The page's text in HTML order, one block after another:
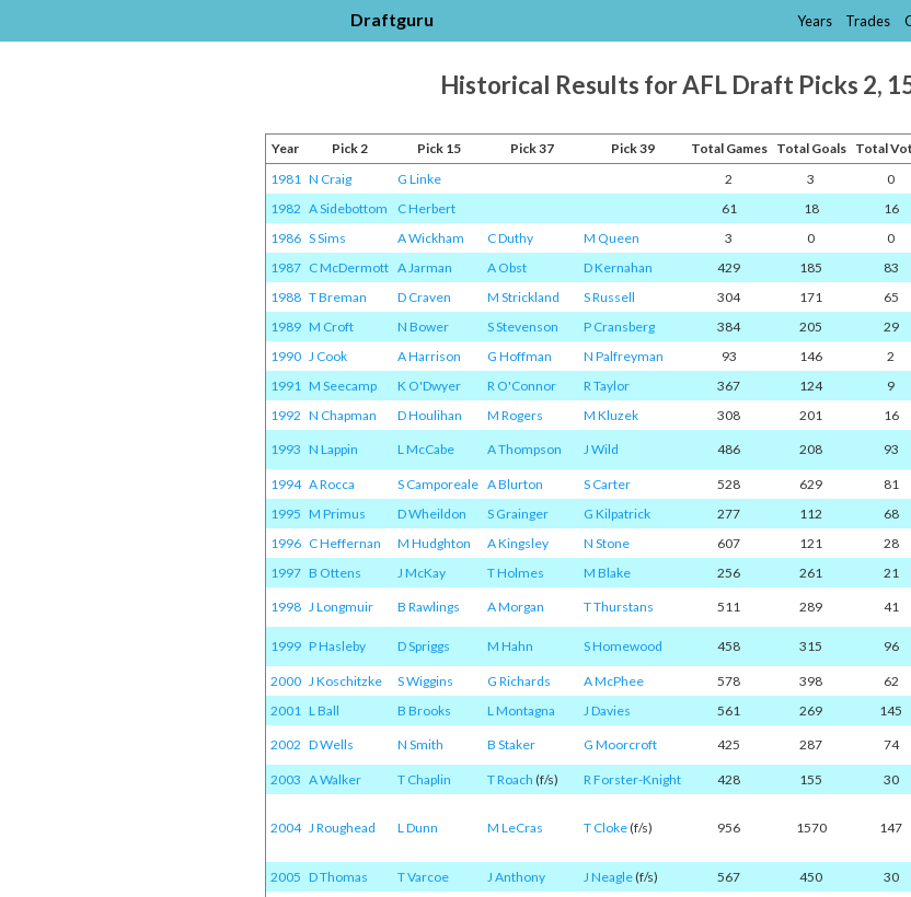
Draftguru Years Trades
Historical Results for AFL Draft Picks 2,
Year Pick 2 Pick 15 Pick 37 Pick 39 Total Games Total Goals Total
1981 N Craig G Linke 2 3
0
1982 A Sidebottom C Herbert 61 18
16
1986 S Sims A Wickham C Duthy M Queen 3 0
0
1987 C McDermott A Jarman A Obst D Kernahan 429 185 83
1988 T Breman D Craven M Strickland S Russell 304 171 65
1989 M Croft N Bower S Stevenson P Cransberg 384 205
29
1990 J Cook A Harrison G Hoffman N Palfreyman 93 146
2
1991 M Seecamp K O'Dwyer R O'Connor R Taylor 367 124 9
1992 N Chapman D Houlihan M Rogers M Kluzek 308 201 16
1993 N Lappin L McCabe A Thompson J Wild 486 208 93
1994 A Rocca S Camporeale A Blurton S Carter 528 629 81
1995 M Primus D Wheildon S Grainger G Kilpatrick 277 112 68
1996 C Heffernan M Hudghton A Kingsley N Stone 607 121 28
1997 B Ottens J McKay T Holmes M Blake 256 261 21
1998 J Longmuir B Rawlings A Morgan T Thurstans 511 289 41
1999 P Hasleby D Spriggs M Hahn S Homewood 458 315 96
2000 J Koschitzke S Wiggins G Richards A McPhee 578 398 62
2001 L Ball B Brooks L Montagna J Davies 561 269 145
2002 D Wells N Smith B Staker G Moorcroft 425 287 74
2003 A Walker T Chaplin T Roach (f/s) R Forster-Knight 428 155 30
2004 J Roughead L Dunn M LeCras T Cloke(f/s) 956 1570 147
2005 D Thomas T Varcoe J Anthony J Neagle(f/s) 567 450 30